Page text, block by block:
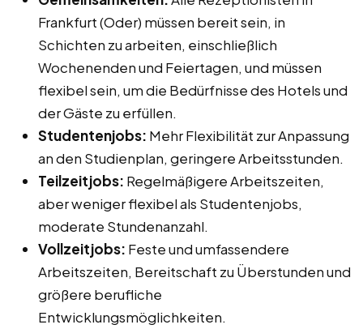
Frankfurt (Oder) müssen bereit sein, in
Schichten zu arbeiten, einschließlich
Wochenenden und Feiertagen, und müssen
flexibel sein, um die Bedürfnisse des Hotels und
der Gäste zu erfüllen.
Studentenjobs: Mehr Flexibilität zur Anpassung
an den Studienplan, geringere Arbeitsstunden.
Teilzeitjobs: Regelmäßigere Arbeitszeiten,
aber weniger flexibel als Studentenjobs,
moderate Stundenanzahl.
Vollzeitjobs: Feste und umfassendere
Arbeitszeiten, Bereitschaft zu Überstunden und
größere berufliche
Entwicklungsmöglichkeiten.